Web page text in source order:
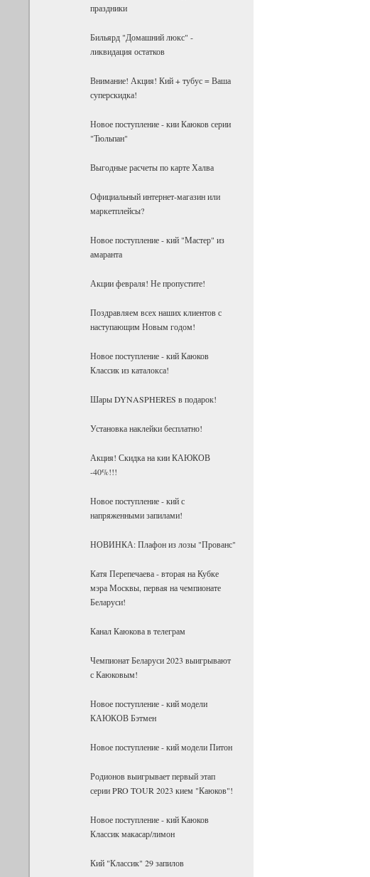
праздники
Бильярд "Домашний люкс" -
ликвидация остатков
Внимание! Акция! Кий + тубус = Ваша
суперскидка!
Новое поступление - кии Каюков серии
"Тюльпан"
Выгодные расчеты по карте Халва
Официальный интернет-магазин или
маркетплейсы?
Новое поступление - кий "Мастер" из
амаранта
Акции февраля! Не пропустите!
Поздравляем всех наших клиентов с
наступающим Новым годом!
Новое поступление - кий Каюков
Классик из каталокса!
Шары DYNASPHERES в подарок!
Установка наклейки бесплатно!
Акция! Скидка на кии КАЮКОВ
-40%!!!
Новое поступление - кий с
напряженными запилами!
НОВИНКА: Плафон из лозы "Прованс"
Катя Перепечаева - вторая на Кубке
мэра Москвы, первая на чемпионате
Беларуси!
Канал Каюкова в телеграм
Чемпионат Беларуси 2023 выигрывают
с Каюковым!
Новое поступление - кий модели
КАЮКОВ Бэтмен
Новое поступление - кий модели Питон
Родионов выигрывает первый этап
серии PRO TOUR 2023 кием "Каюков"!
Новое поступление - кий Каюков
Классик макасар/лимон
Кий "Классик" 29 запилов